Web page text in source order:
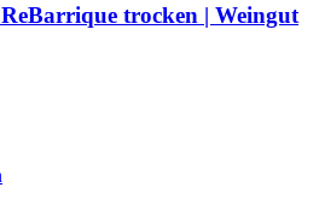
trocken | Weingut